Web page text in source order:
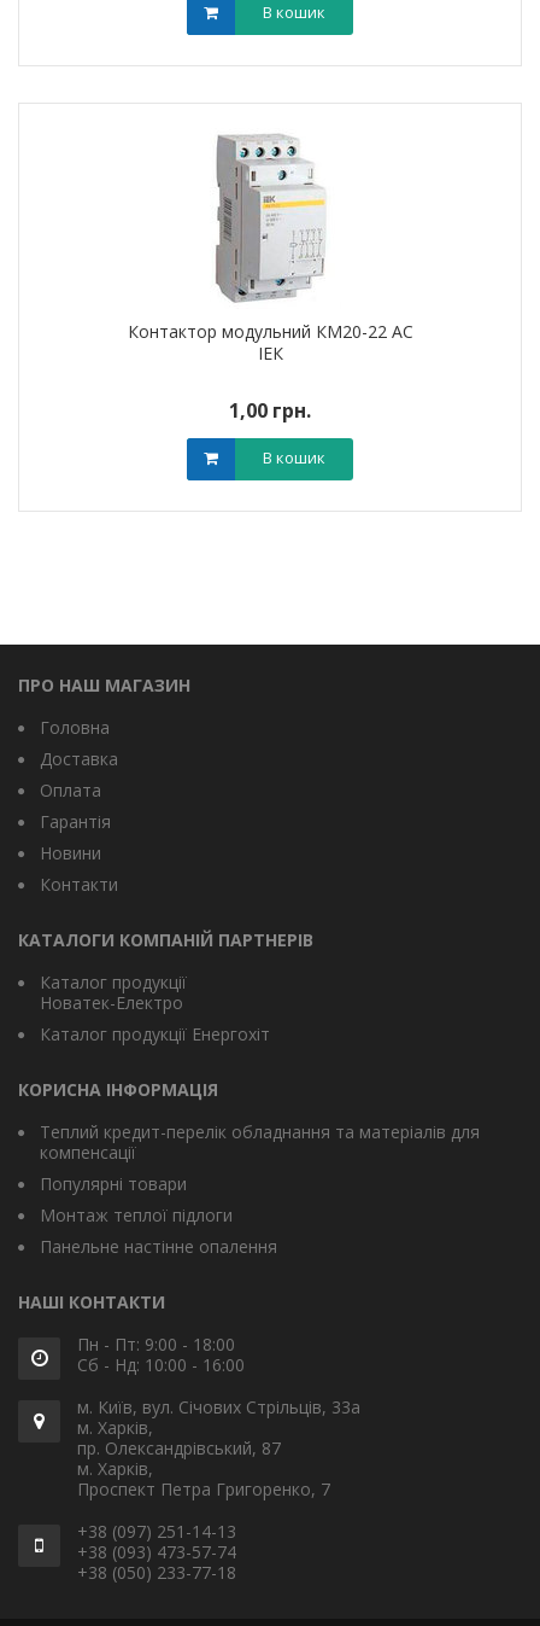
В кошик
Контактор модульний КМ20-22 AC
ІЕК
1,00 грн.
В кошик
ПРО НАШ МАГАЗИН
Головна
Доставка
Оплата
Гарантія
Новини
Контакти
КАТАЛОГИ КОМПАНІЙ ПАРТНЕРІВ
Каталог продукції
Новатек-Електро
Каталог продукції Енергохіт
КОРИСНА ІНФОРМАЦІЯ
Теплий кредит-перелік обладнання та матеріалів для
компенсації
Популярні товари
Монтаж теплої підлоги
Панельне настінне опалення
НАШІ КОНТАКТИ
Пн - Пт: 9:00 - 18:00
Сб - Нд: 10:00 - 16:00
м. Київ, вул. Січових Стрільців, 33а
м. Харків,
пр. Олександрівський, 87
м. Харків,
Проспект Петра Григоренко, 7
+38 (097) 251-14-13
+38 (093) 473-57-74
+38 (050) 233-77-18